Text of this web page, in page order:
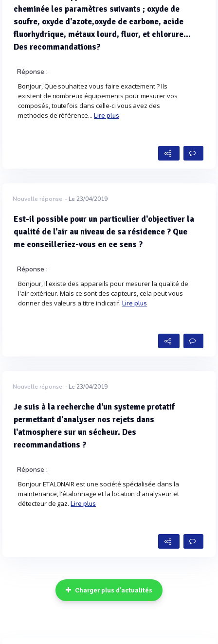
cheminée les paramètres suivants ; oxyde de
soufre, oxyde d'azote,oxyde de carbone, acide
fluorhydrique, métaux lourd, fluor, et chlorure...
Des recommandations?
Réponse :
Bonjour, Que souhaitez vous faire exactement ? Ils
existent de nombreux équipements pour mesurer vos
composés, toutefois dans celle-ci vous avez des
methodes de référence...Lire plus
Nouvelle réponse - Le 23/04/2019
Est-il possible pour un particulier d'objectiver la
qualité de l'air au niveau de sa résidence ? Que
me conseilleriez-vous en ce sens ?
Réponse :
Bonjour, Il existe des appareils pour mesurer la qualité de
l'air extérieur. Mais ce sont des capteurs, cela peut vous
donner des valeurs a titre indicatif. Lire plus
Nouvelle réponse - Le 23/04/2019
Je suis à la recherche d'un systeme protatif
permettant d'analyser nos rejets dans
l'atmosphere sur un sécheur. Des
recommandations ?
Réponse :
Bonjour ETALONAIR est une société spécialisée dans la
maintenance, l'étalonnage et la location d'analyseur et
détecteur de gaz.Lire plus
Charger plus d'actualités